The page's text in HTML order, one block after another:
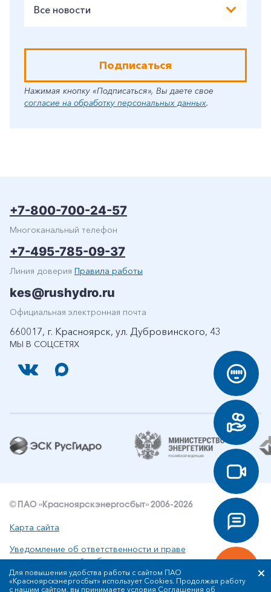
Все новости
Подписаться
Нажимая кнопку «Подписаться», Вы даете свое
согласие на обработку персональных данных.
МЫ В СОЦСЕТЯХ
+7-800-700-24-57
Многоканальный телефон
+7-495-785-09-37
Линия доверия Правила работы
kes@rushydro.ru
Официальная электронная почта
660017, г. Красноярск, ул. Дубровинского, 43
© ПАО «Красноярскэнергосбыт» 2006-2026
Карта сайта
Уведомление об ответственности и праве
интеллектуальной собственности
Политика ПАО «Красноярскэнергосбыт» в отношении
Для повышения удобства работы с сайтом ПАО
«Красноярскэнергосбыт» использует Cookies. Продолжая работу
с нашим сайтом, вы принимаете условия Соглашения об